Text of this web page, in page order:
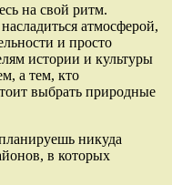
на свой ритм.
атмосферой,
и просто
истории и культуры
а тем, кто
выбрать природные
никуда
в которых